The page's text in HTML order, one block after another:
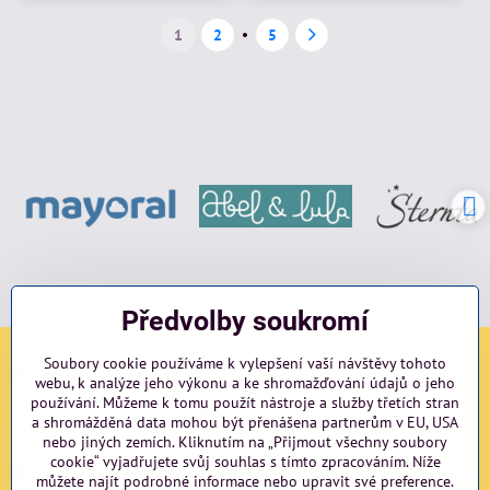
1 2 5
Sociální sítě
Facebook Instagram blog
Důležité odkazy
Předvolby soukromí
Soubory cookie používáme k vylepšení vaší návštěvy tohoto
webu, k analýze jeho výkonu a ke shromažďování údajů o jeho
používání. Můžeme k tomu použít nástroje a služby třetích stran
a shromážděná data mohou být přenášena partnerům v EU, USA
nebo jiných zemích. Kliknutím na „Přijmout všechny soubory
cookie“ vyjadřujete svůj souhlas s tímto zpracováním. Níže
můžete najít podrobné informace nebo upravit své preference.